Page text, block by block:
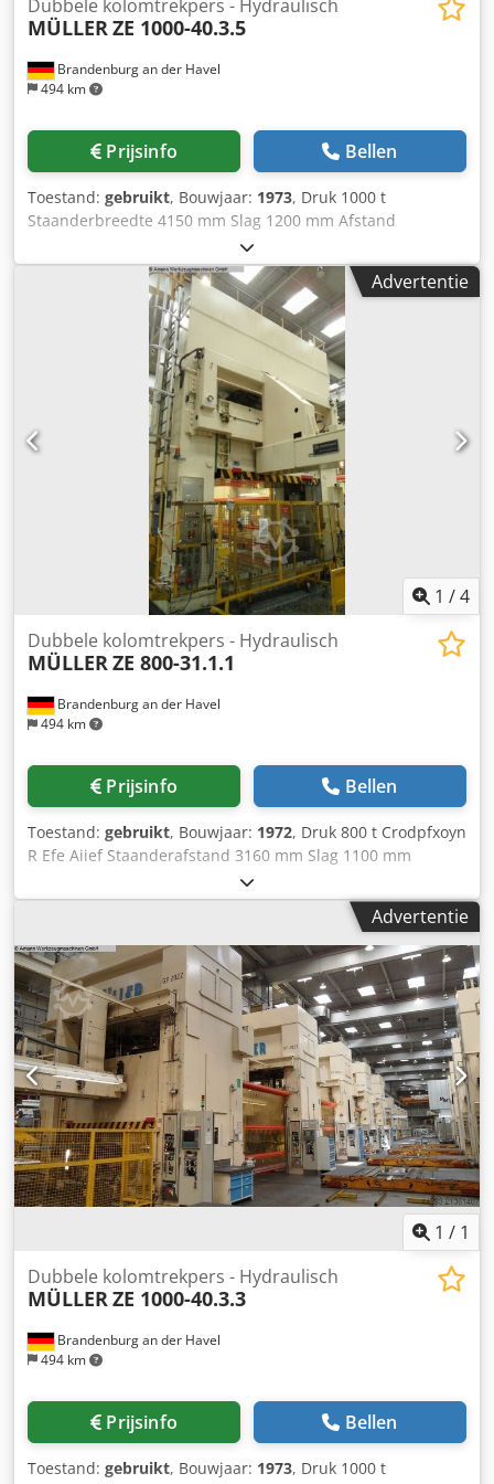
Brandenburg an der Havel
494 km
Dubbele kolomtrekpers - Hydraulisch
MÜLLERZE 1000-40.3.5
Prijsinfo Bellen
Toestand: gebruikt, Bouwjaar: 1973, Druk 1000 t
Staanderbreedte 4150 mm Slag 1200 mm Afstand
tafel/slede, grote slag boven, bovenzijde verstelbaar 2100
mm Codpfx Aeyn R Eljiiorf Tafeloppervlak 4000 x 2200 mm
Trekdemperdruk in tafel 360 t Trekdemper slag in tafel 300
mm Trekdemperdruk in ram 100 t Trekdemper slag in ram
150 mm Ramoppervlak 4000 x 2200 mm Zijdelingse
doorgang staander 1300 mm Trekdemper in tafel
hydraulisch, gestuurd Trekdemper in ram hydraulisch,
gestuurd Snijslagdemping hydraulisch Machinegewicht ca.
280 t De machine werd gereviseerd in 1999. Volgende pers
in een persstraat
Advertentie
1 /4
Brandenburg an der Havel
494 km
Dubbele kolomtrekpers - Hydraulisch
MÜLLERZE 800-31.1.1
Prijsinfo Bellen
Toestand: gebruikt, Bouwjaar: 1972, Druk 800 t Crodpfxoyn
R Efe Aiief Staanderafstand 3160 mm Slag 1100 mm
Afstand tafel/plaatklem, grote slag boven, verst. boven
1900 mm Tafeloppervlak 3100 x 1900 mm Trekdempdruk in
de tafel 300 t Trekdempslag in de tafel 400 mm
Trekdempdruk in de ram 80 t Trekdempslag in de ram 150
mm Ramoppervlak 3100 x 1900 mm Trekdemp in de ram
hydraulisch, gestuurd Trekdemp in de tafel hydraulisch,
gestuurd Volgende pers in een persstraat
Advertentie
1 / 1
Brandenburg an der Havel
494 km
Dubbele kolomtrekpers - Hydraulisch
MÜLLERZE 1000-40.3.3
Prijsinfo Bellen
Toestand: gebruikt, Bouwjaar: 1973, Druk 1000 t